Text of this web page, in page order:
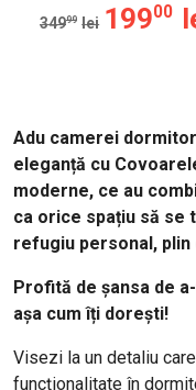
34999 lei 19900
Adu camerei
eleganță cu
moderne, ce au
ca orice spațiu să
refugiu personal, plin
Profită de șansa de
așa cum îți dorești!
Visezi la un detaliu
funcționalitate în